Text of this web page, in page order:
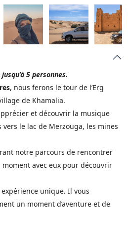
5 personnes.
, nous ferons le tour de l’Erg
de Khamalia.
et découvrir la musique
le lac de Merzouga, les mines
notre parcours de rencontrer
avec eux pour découvrir
unique. Il vous
un moment d’aventure et de